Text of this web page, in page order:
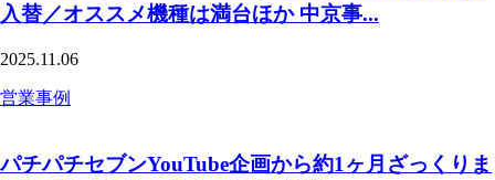
入替／オススメ機種は満台ほか 中京事...
2025.11.06
営業事例
パチパチセブンYouTube企画から約1ヶ月ざっくりま